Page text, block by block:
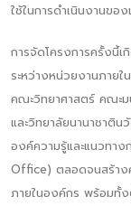
ใช้ในการดำเนินงานขอ
การจัดโครงการครั้งนี้เ
ระหว่างหน่วยงานภาย
คณะวิทยาศาสตร์ คณะ
และวิทยาลัยนานาชาติ
องค์ความรู้และแนวทา
Office) ตลอดจนสร้าง
ภายในองค์กร พร้อมทั้ง